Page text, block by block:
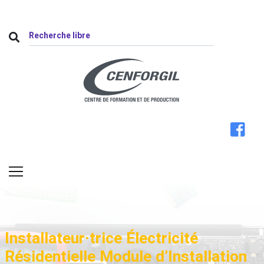
Installateur·trice Électricité
Résidentielle Module d’Installation